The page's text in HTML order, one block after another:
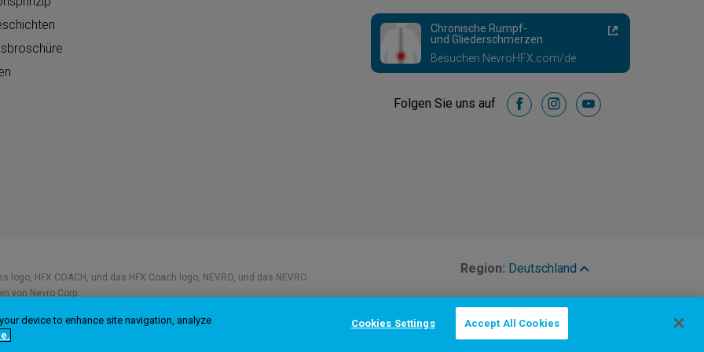
Chronische Rumpf-
und Gliederschmerzen
Besuchen NevroHFX.com/de
Folgen Sie uns auf facebookinstagramyoutube
logo, HFX COACH, und das HFX Coach logo, NEVRO, und das NEVRO
von Nevro Corp.
Region: Deutschland
device to enhance site navigation, analyze
Cookies Settings Accept All Cookies